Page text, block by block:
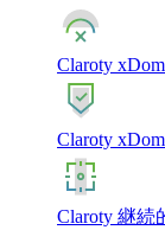
Claroty
Claroty
Claroty 継続